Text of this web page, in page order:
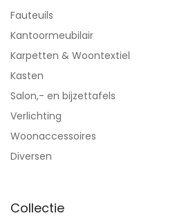
Fauteuils
Kantoormeubilair
Karpetten & Woontextiel
Kasten
Salon,- en bijzettafels
Verlichting
Woonaccessoires
Diversen
Collectie